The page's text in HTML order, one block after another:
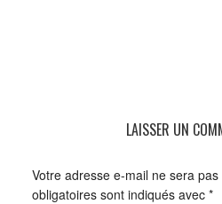
LAISSER UN
Votre adresse e-mail ne sera pas
obligatoires sont indiqués avec *